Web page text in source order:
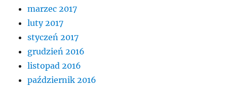
marzec 2017
luty 2017
styczeń 2017
grudzień 2016
listopad 2016
październik 2016